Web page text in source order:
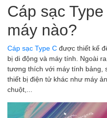
Cáp sạc
máy nào?
Cáp sạc Type C được thiết kế
bị di động và máy tính. Ngoài
tương thích với máy tính bảng,
thiết bị điện tử khác như máy
chuột,...